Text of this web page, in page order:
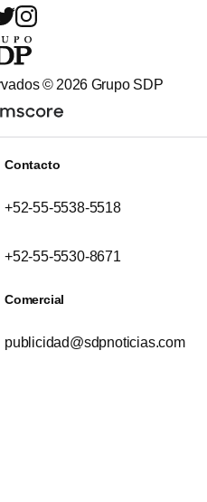
© 2026 Grupo SDP
Contacto
+52-55-5538-5518
+52-55-5530-8671
Comercial
publicidad@sdpnoticias.com